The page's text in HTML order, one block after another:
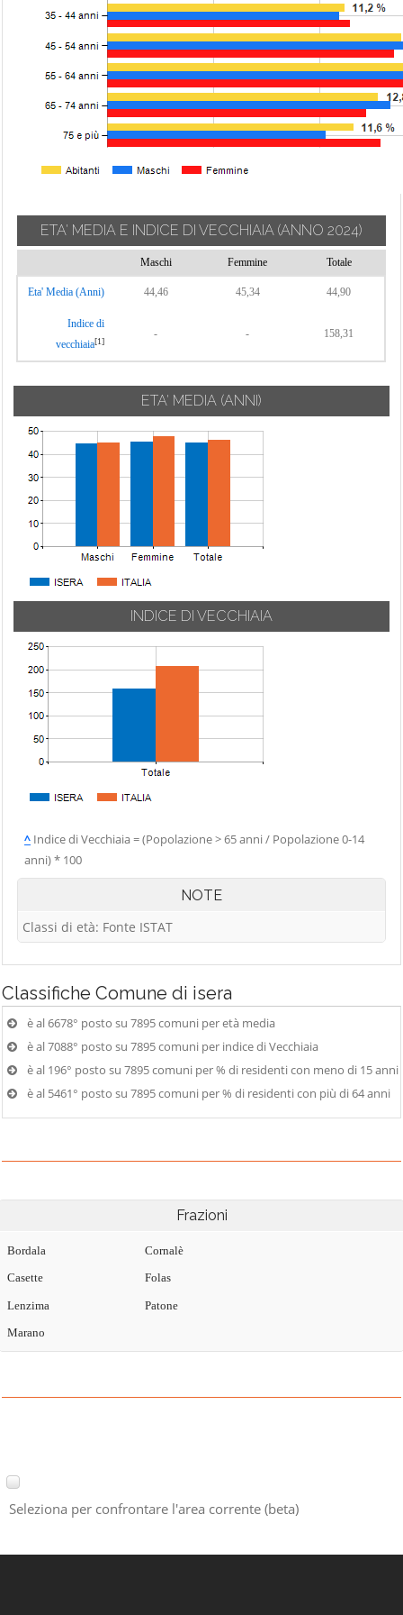
ETA' MEDIA E INDICE DI VECCHIAIA (ANNO 2024)
Maschi Femmine Totale
Eta' Media (Anni) 44,46 45,34 44,90
Indice di
vecchiaia[1]
- - 158,31
ETA' MEDIA (ANNI)
INDICE DI VECCHIAIA
^ Indice di Vecchiaia = (Popolazione > 65 anni / Popolazione 0-14
anni) * 100
NOTE
Classi di età: Fonte ISTAT
Classifiche Comune di isera
è al 6678° posto su 7895 comuni per età media
è al 7088° posto su 7895 comuni per indice di Vecchiaia
è al 196° posto su 7895 comuni per % di residenti con meno di 15 anni
è al 5461° posto su 7895 comuni per % di residenti con più di 64 anni
Frazioni
Bordala
Casette
Cornalè
Folas
Lenzima
Marano
Patone
Seleziona per confrontare l'area corrente (beta)